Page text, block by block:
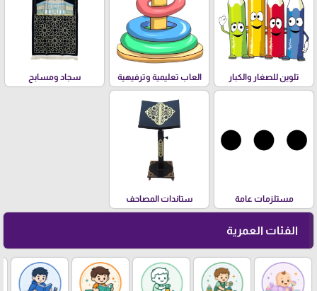
تلوين للصغار والكبار العاب تعليمية وترفيهية سجاد ومسابح
مستلزمات عامة ستاندات المصاحف
الفئات العمرية